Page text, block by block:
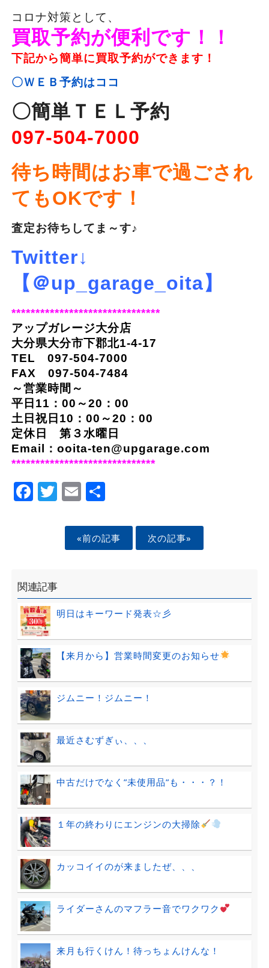
コロナ対策として、
買取予約が便利です！！
下記から簡単に買取予約ができます！
〇ＷＥＢ予約はココ
〇簡単ＴＥＬ予約
097-504-7000
待ち時間はお車で過ごされ
てもOKです！
査定お待ちしてま～す♪
Twitter↓
【＠up_garage_oita】
*******************************
アップガレージ大分店
大分県大分市下郡北1-4-17
TEL 097-504-7000
FAX 097-504-7484
～営業時間～
平日11：00～20：00
土日祝日10：00～20：00
定休日 第３水曜日
Email：ooita-ten@upgarage.com
******************************
Facebook
Twitter
EmailShare
«前の記事 次の記事»
関連記事
明日はキーワード発表☆彡
【来月から】営業時間変更のお知らせ
ジムニー！ジムニー！
最近さむずぎぃ、、、
中古だけでなく”未使用品”も・・・？！
１年の終わりにエンジンの大掃除
カッコイイのが来ましたぜ、、、
ライダーさんのマフラー音でワクワク
来月も行くけん！待っちょんけんな！